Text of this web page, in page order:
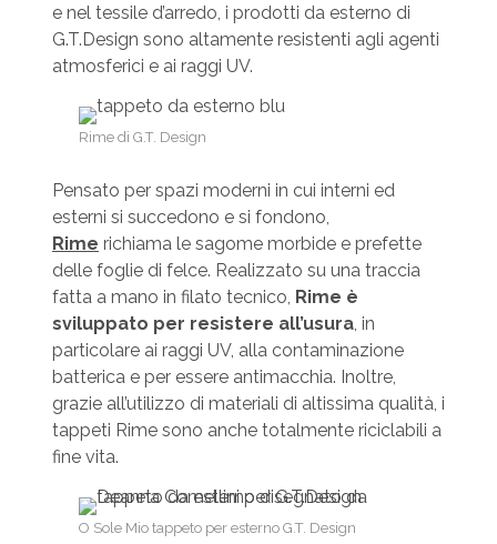
e nel tessile d’arredo, i prodotti da esterno di
G.T.Design sono altamente resistenti agli agenti
atmosferici e ai raggi UV.
Rime di G.T. Design
Pensato per spazi moderni in cui interni ed
esterni si succedono e si fondono,
Rime richiama le sagome morbide e prefette
delle foglie di felce. Realizzato su una traccia
fatta a mano in filato tecnico, Rime è
sviluppato per resistere all’usura, in
particolare ai raggi UV, alla contaminazione
batterica e per essere antimacchia. Inoltre,
grazie all’utilizzo di materiali di altissima qualità, i
tappeti Rime sono anche totalmente riciclabili a
fine vita.
O Sole Mio tappeto per esterno G.T. Design